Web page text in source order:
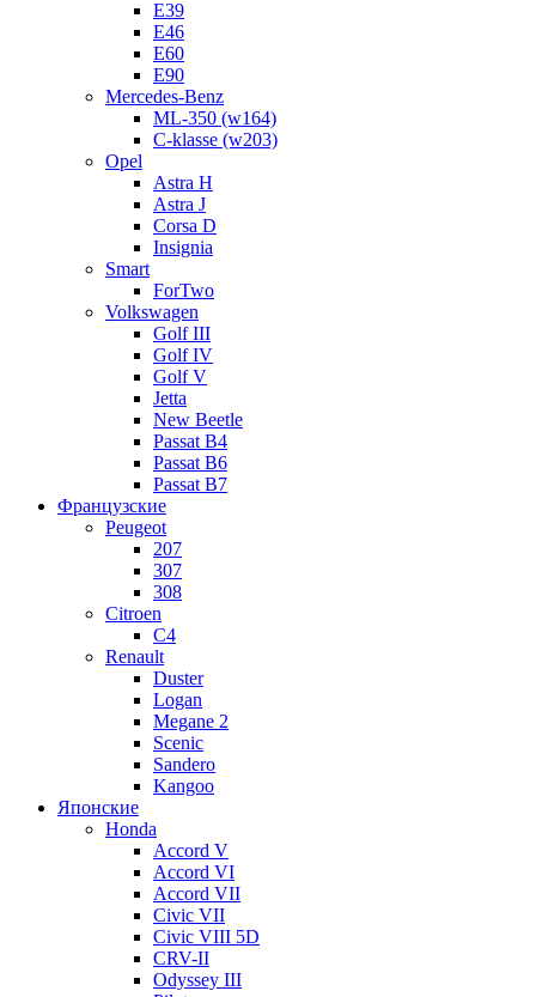
E39
E46
E60
E90
Mercedes-Benz
ML-350 (w164)
C-klasse (w203)
Opel
Astra H
Astra J
Corsa D
Insignia
Smart
ForTwo
Volkswagen
Golf III
Golf IV
Golf V
Jetta
New Beetle
Passat B4
Passat B6
Passat B7
Французские
Peugeot
207
307
308
Citroen
C4
Renault
Duster
Logan
Megane 2
Scenic
Sandero
Kangoo
Японские
Honda
Accord V
Accord VI
Accord VII
Civic VII
Civic VIII 5D
CRV-II
Odyssey III